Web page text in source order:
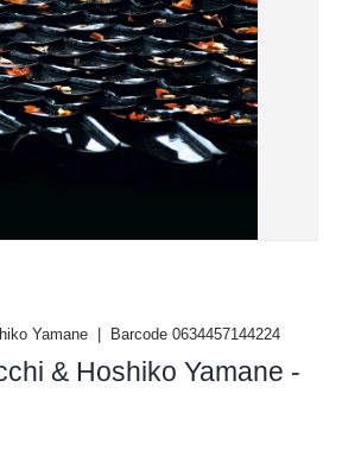
Yamane Barcode 0634457144224
& Hoshiko Yamane -